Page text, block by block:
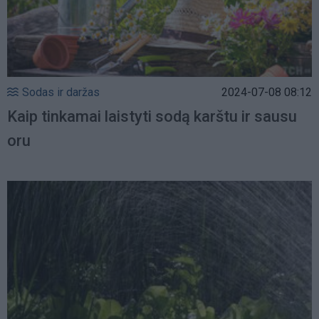
Sodas ir daržas 2024-07-08 08:12
Kaip tinkamai laistyti sodą karštu ir sausu
oru